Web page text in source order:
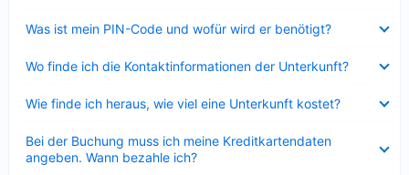
Was ist mein PIN-Code und wofür wird er benötigt?
Wo finde ich die Kontaktinformationen der Unterkunft?
Wie finde ich heraus, wie viel eine Unterkunft kostet?
Bei der Buchung muss ich meine Kreditkartendaten
angeben. Wann bezahle ich?